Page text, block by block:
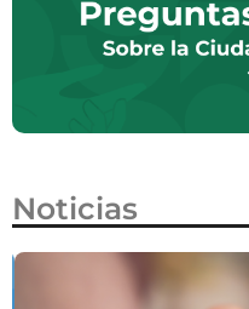
Noticias